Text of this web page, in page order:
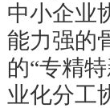
中小企业
能力强的
的“专精
业化分工